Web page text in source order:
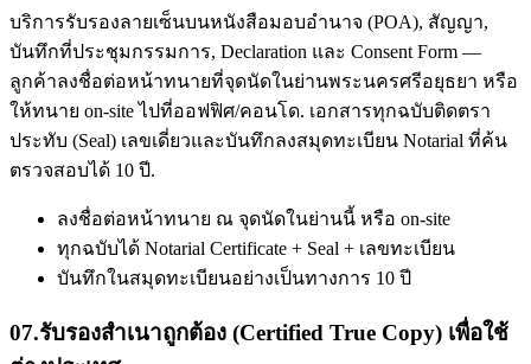
บริการรับรองลายเซ็นบนหนังสือมอบอำนาจ (POA), สัญญา,
บันทึกที่ประชุมกรรมการ, Declaration และ Consent Form —
ลูกค้าลงชื่อต่อหน้าทนายที่จุดนัดในย่านพระนครศรีอยุธยา หรือ
ให้ทนาย on-site ไปที่ออฟฟิศ/คอนโด. เอกสารทุกฉบับติดตรา
ประทับ (Seal) เลขเดี่ยวและบันทึกลงสมุดทะเบียน Notarial ที่ค้น
ตรวจสอบได้ 10 ปี.
ลงชื่อต่อหน้าทนาย ณ จุดนัดในย่านนี้ หรือ on-site
ทุกฉบับได้ Notarial Certificate + Seal + เลขทะเบียน
บันทึกในสมุดทะเบียนอย่างเป็นทางการ 10 ปี
07.รับรองสำเนาถูกต้อง (Certified True Copy) เพื่อใช้